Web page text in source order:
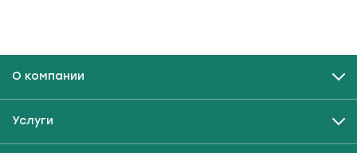
О компании
Услуги